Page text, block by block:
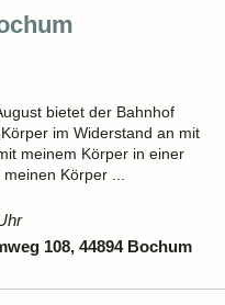
bietet der Bahnhof
im Widerstand an mit
meinem Körper in einer
Körper ...
108, 44894 Bochum